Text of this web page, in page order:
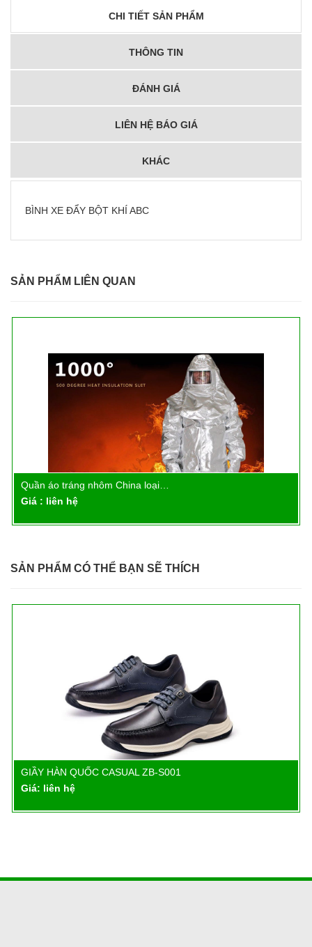
CHI TIẾT SẢN PHẨM
THÔNG TIN
ĐÁNH GIÁ
LIÊN HỆ BÁO GIÁ
KHÁC
BÌNH XE ĐẨY BỘT KHÍ ABC
SẢN PHẨM LIÊN QUAN
Quần áo tráng nhôm 500 độ…
SẢN PHẨM CÓ THỂ BẠN SẼ THÍCH
tiết
GIẦY HÀN QUỐC CASUAL ZB-